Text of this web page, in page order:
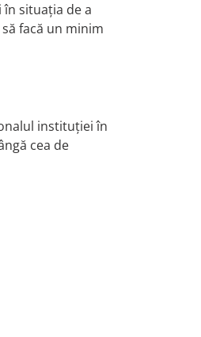
situația de a
facă un minim
instituției în
cea de